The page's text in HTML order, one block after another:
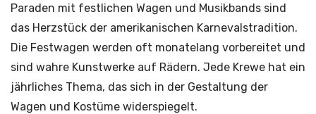
Paraden mit festlichen Wagen und Musikbands sind
das Herzstück der amerikanischen Karnevalstradition.
Die Festwagen werden oft monatelang vorbereitet und
sind wahre Kunstwerke auf Rädern. Jede Krewe hat ein
jährliches Thema, das sich in der Gestaltung der
Wagen und Kostüme widerspiegelt.